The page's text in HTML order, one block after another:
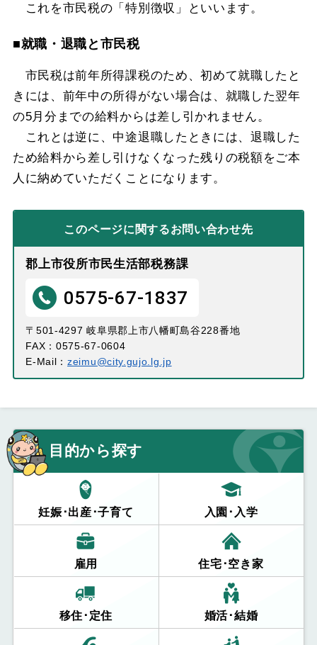
これを市民税の「特別徴収」といいます。
■就職・退職と市民税
市民税は前年所得課税のため、初めて就職したと
きには、前年中の所得がない場合は、就職した翌年
の5月分までの給料からは差し引かれません。
これとは逆に、中途退職したときには、退職した
ため給料から差し引けなくなった残りの税額をご本
人に納めていただくことになります。
このページに関するお問い合わせ先
郡上市役所市民生活部税務課
0575-67-1837
〒501-4297 岐阜県郡上市八幡町島谷228番地
FAX：0575-67-0604
E-Mail：zeimu@city.gujo.lg.jp
目的から探す
妊娠･出産･子育て 入園･入学
雇用 住宅･空き家
移住･定住 婚活･結婚